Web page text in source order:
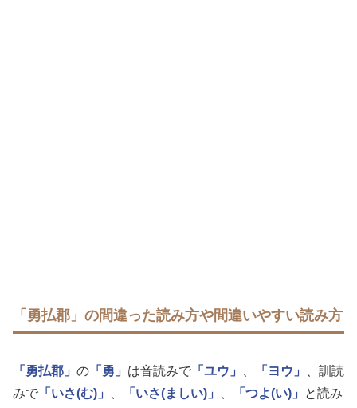
「勇払郡」の間違った読み方や間違いやすい読み方
「勇払郡」 の 「勇」 は音読みで 「ユウ」 「ヨウ」
、訓読
みで 「いさ(む)」 「いさ(ましい)」 「つよ(い)」
と読み